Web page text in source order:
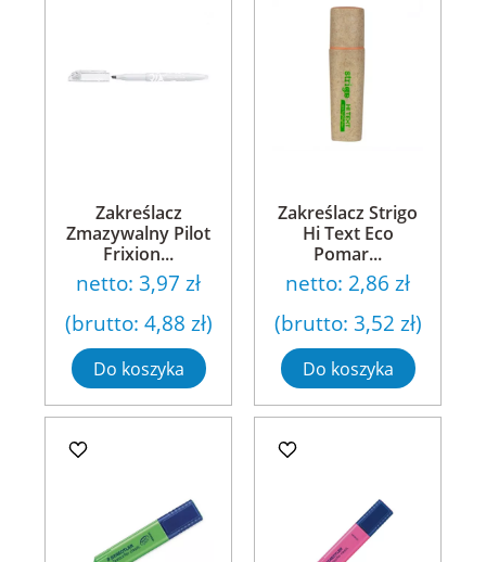
Zakreślacz
Zmazywalny Pilot
Frixion...
netto: 3,97 zł
(brutto: 4,88 zł)
Do koszyka
Zakreślacz Strigo
Hi Text Eco
Pomar...
netto: 2,86 zł
(brutto: 3,52 zł)
Do koszyka